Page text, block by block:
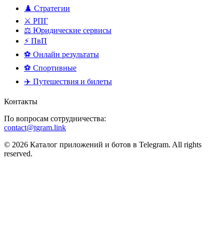
♟️ Стратегии
⚔️ РПГ
⚖️ Юридические сервисы
⚡ ПвП
⚽ Онлайн результаты
⚽ Спортивные
✈️ Путешествия и билеты
Контакты
По вопросам сотрудничества:
contact@tgram.link
© 2026 Каталог приложений и ботов в Telegram. All rights
reserved.